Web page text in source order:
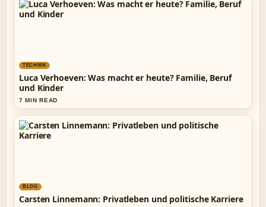
TECHNIK
Luca Verhoeven: Was macht er heute? Familie, Beruf
und Kinder
7 MIN READ
BLOG
Carsten Linnemann: Privatleben und politische Karriere